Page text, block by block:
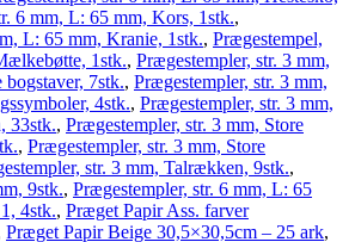
6 mm, L: 65 mm, Kors, 1stk.,
L: 65 mm, Kranie, 1stk., Prægestempel,
1stk., Prægestempler, str. 3 mm,
7stk., Prægestempler, str. 3 mm,
4stk., Prægestempler, str. 3 mm,
33stk., Prægestempler, str. 3 mm, Store
, Prægestempler, str. 3 mm, Store
str. 3 mm, Talrækken, 9stk.,
9stk., Prægestempler, str. 6 mm, L: 65
4stk., Præget Papir Ass. farver
Præget Papir Beige 30,5×30,5cm – 25 ark,